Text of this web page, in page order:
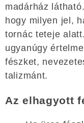
madárház
hogy milyen jel,
tornác teteje
ugyanúgy
fészket,
talizmánt.
Az elhagyott